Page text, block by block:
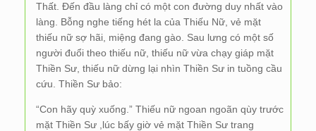
Thất. Đến đầu làng chỉ có một con đường duy nhất vào
làng. Bỗng nghe tiếng hét la của Thiếu Nữ, vẻ mặt
thiếu nữ sợ hãi, miệng đang gào. Sau lưng có một số
người đuổi theo thiếu nữ, thiếu nữ vừa chạy giáp mặt
Thiền Sư, thiếu nữ dừng lại nhìn Thiền Sư in tuồng cầu
cứu. Thiền Sư bảo:
“Con hãy quỳ xuống.” Thiếu nữ ngoan ngoãn qùy trước
mặt Thiền Sư ,lúc bấy giờ vẻ mặt Thiền Sư trang